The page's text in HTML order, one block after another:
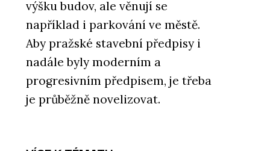
výšku budov, ale věnují se
například i parkování ve městě.
Aby pražské stavební předpisy i
nadále byly moderním a
progresivním předpisem, je třeba
je průběžně novelizovat.